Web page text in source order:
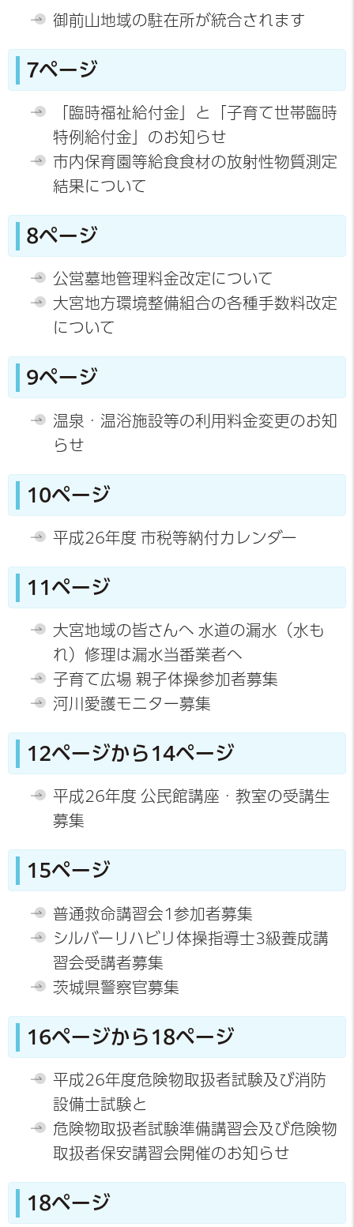
御前山地域の駐在所が統合されます
7ページ
「臨時福祉給付金」と「子育て世帯臨時
特例給付金」のお知らせ
市内保育園等給食食材の放射性物質測定
結果について
8ページ
公営墓地管理料金改定について
大宮地方環境整備組合の各種手数料改定
について
9ページ
温泉・温浴施設等の利用料金変更のお知
らせ
10ページ
平成26年度 市税等納付カレンダー
11ページ
大宮地域の皆さんへ 水道の漏水（水も
れ）修理は漏水当番業者へ
子育て広場 親子体操参加者募集
河川愛護モニター募集
12ページから14ページ
平成26年度 公民館講座・教室の受講生
募集
15ページ
普通救命講習会1参加者募集
シルバーリハビリ体操指導士3級養成講
習会受講者募集
茨城県警察官募集
16ページから18ページ
平成26年度危険物取扱者試験及び消防
設備士試験と
危険物取扱者試験準備講習会及び危険物
取扱者保安講習会開催のお知らせ
18ページ